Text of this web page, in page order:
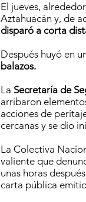
El jueves,
Aztahuacán y, de
disparó a corta
Después huyó en
balazos.
La Secretaría de
arribaron
acciones de
cercanas y se dio
La Colectiva
valiente que
unas horas
carta pública